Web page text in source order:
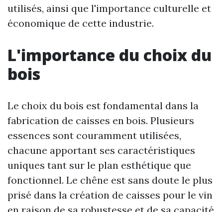
utilisés, ainsi que l'importance culturelle et
économique de cette industrie.
L'importance du choix du
bois
Le choix du bois est fondamental dans la
fabrication de caisses en bois. Plusieurs
essences sont couramment utilisées,
chacune apportant ses caractéristiques
uniques tant sur le plan esthétique que
fonctionnel. Le chêne est sans doute le plus
prisé dans la création de caisses pour le vin